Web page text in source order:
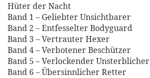
Hüter der Nacht
Band 1 – Geliebter Unsichtbarer
Band 2 – Entfesselter Bodyguard
Band 3 – Vertrauter Hexer
Band 4 – Verbotener Beschützer
Band 5 – Verlockender Unsterblicher
Band 6 – Übersinnlicher Retter